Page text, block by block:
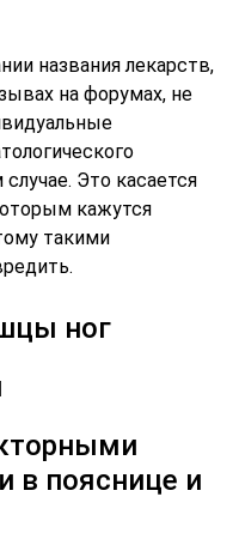
названия лекарств,
на форумах, не
Это касается
кажутся
такими
ног
в пояснице и